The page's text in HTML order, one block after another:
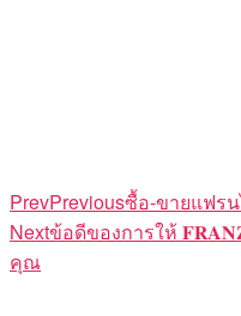
PrevPreviousซื้อ-ขายแฟรน
Nextข้อดีของการให้
คุณ